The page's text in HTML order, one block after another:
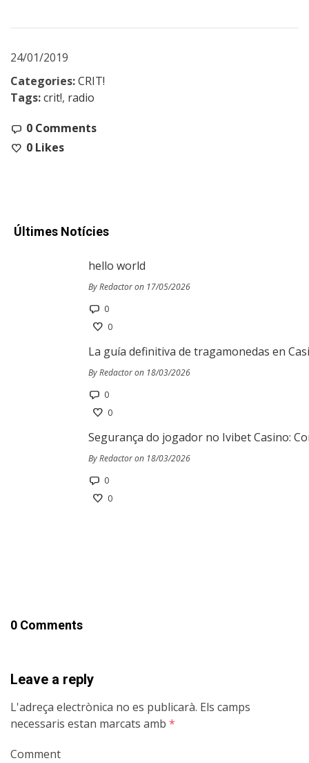
24/01/2019
Categories:CRIT!
Tags:crit!, radio
0 Comments
0 Likes
Últimes Notícies
hello world
By Redactor on 17/05/2026
0
0
La guía definitiva de tragamonedas en
By Redactor on 18/03/2026
0
0
Segurança do jogador no Ivibet Casino:
By Redactor on 18/03/2026
0
0
0 Comments
Leave a reply
L'adreça electrònica no es publicarà. Els camps
necessaris estan marcats amb *
Comment